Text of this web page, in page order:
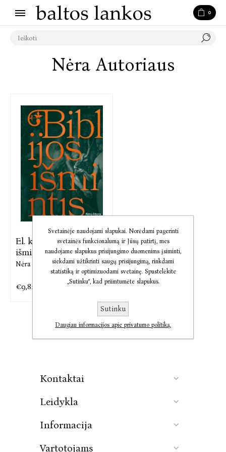
0
Nėra Autoriaus
El. knyga Biblijos
išmintis
Nėra Autoriaus
€9,82
Kontaktai
Leidykla
Informacija
Vartotojams
Svetainėje naudojami slapukai. Norėdami pagerinti
svetainės funkcionalumą ir Jūsų patirtį, mes
naudojame slapukus prisijungimo duomenims įsiminti,
siekdami užtikrinti saugų prisijungimą, rinkdami
statistiką ir optimizuodami svetainę. Spustelėkite
„Sutinku“, kad priimtumėte slapukus.
Sutinku
Daugiau informacijos apie privatumo politiką.